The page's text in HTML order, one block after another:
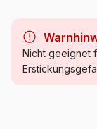
Kategorie
Nicht geeignet